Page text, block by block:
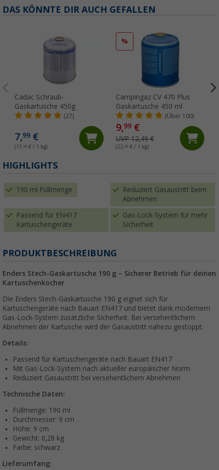
DAS KÖNNTE DIR AUCH GEFALLEN
Cadac Schraub-
Gaskartusche 450g
(27)
7,99 €
(17,76 € / 1 kg)
%
Campingaz CV 470 Plus
Gaskartusche 450 ml
(Über 100)
9,99€
UVP 12,49 €
(22,20€ / 1 kg)
HIGHLIGHTS
190 ml Füllmenge
Reduziert Gasaustritt beim
Abnehmen
Passend für EN417
Kartuschengeräte
Gas-Lock-System für mehr
Sicherheit
PRODUKTBESCHREIBUNG
Enders Stech-Gaskartusche 190 g – Sicherer Betrieb für deinen
Kartuschenkocher
Die Enders Stech-Gaskartusche 190 g eignet sich für
Kartuschengeräte nach Bauart EN417 und bietet dank modernem
Gas-Lock-System zusätzliche Sicherheit. Bei versehentlichem
Abnehmen der Kartusche wird der Gasaustritt nahezu gestoppt.
Details:
Passend für Kartuschengeräte nach Bauart EN417
Mit Gas-Lock-System nach aktueller europäischer Norm
Reduziert Gasaustritt bei versehentlichem Abnehmen
Technische Daten:
Füllmenge: 190 ml
Durchmesser: 9 cm
Höhe: 9 cm
Gewicht: 0,28 kg
Farbe: schwarz
Lieferumfang: